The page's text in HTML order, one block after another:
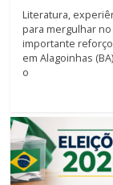
Literatura,
para mergulhar
importante
em Alagoinhas
o